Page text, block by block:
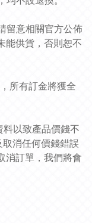
留意相關官方公佈
能供貨，否則恕不
所有訂金將獲全
以致產品價錢不
消任何價錢錯誤
消訂單，我們將會